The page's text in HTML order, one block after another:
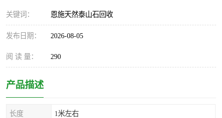
关键词： 恩施天然泰山石回收
发布日期： 2026-08-05
阅 读 量： 290
产品描述
长度 1米左右